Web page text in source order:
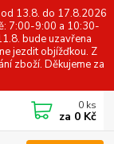
13.8. do 17.8.2026
7:00-9:00 a 10:30-
bude uzavřena
jezdit objížďkou. Z
zboží. Děkujeme za
0 ks
za 0 Kč